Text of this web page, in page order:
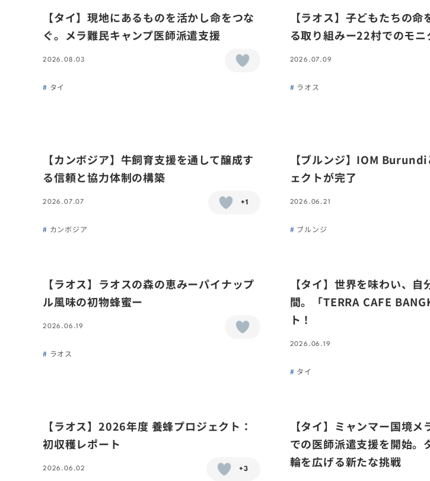
【タイ】現地にあるものを活かし命をつな
ぐ。メラ難民キャンプ医師派遣支援
2026.08.03
タイ
【ラオス】子どもたちの命
る取り組みー22村でのモニ
2026.07.09
ラオス
【カンボジア】牛飼育支援を通して醸成す
る信頼と協力体制の構築
2026.07.07 +1
カンボジア
【ブルンジ】IOM
ェクトが完了
2026.06.21
ブルンジ
【ラオス】ラオスの森の恵みーパイナップ
ル風味の初物蜂蜜ー
2026.06.19
ラオス
【タイ】世界を味わい、
間。「TERRA CAFE
ト！
2026.06.19
タイ
【ラオス】2026年度 養蜂プロジェクト：
初収穫レポート
2026.06.02 +3
【タイ】ミャンマー国境メ
での医師派遣支援を開始。
輪を広げる新たな挑戦